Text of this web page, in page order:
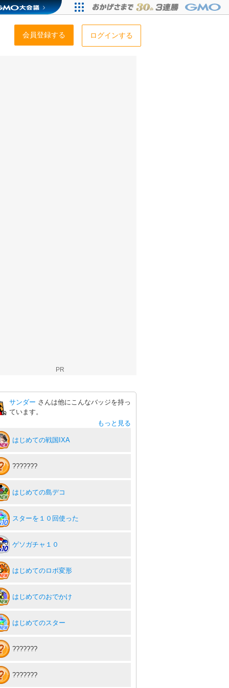
会員登録する ログインする
PR
サンダー さんは他にこんなバッジを持っ
ています。
もっと見る
はじめての戦国IXA
???????
はじめての島デコ
スターを１０回使った
ゲソガチャ１０
はじめてのロボ変形
はじめてのおでかけ
はじめてのスター
???????
???????